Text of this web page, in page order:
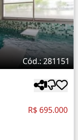
Cód.: 281151
R$ 695.000